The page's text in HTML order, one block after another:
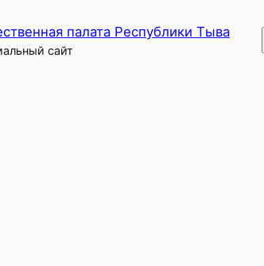
палата Республики Тыва
сайт